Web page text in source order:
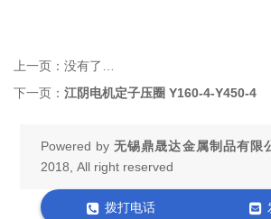
上一页： 没有了…
下一页： 江阴电机定子压圈 Y160-4-Y450-4
Powered by无锡鼎晟达金属制品有限
2018, All right reserved
拨打电话